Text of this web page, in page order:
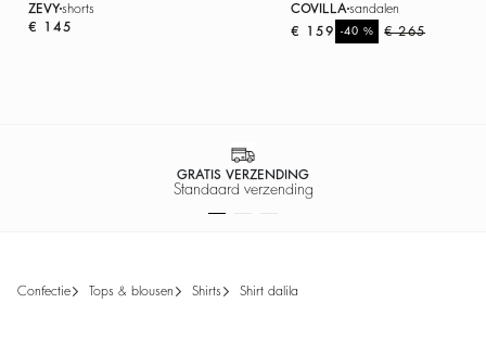
ZEVYshorts
€ 145
COVILLAsandalen
€ 265
-40 %
€ 159
100% VEILIGE BETALING
Gemakkelijke betaling
confectie tops & blousen shirts shirt dalila